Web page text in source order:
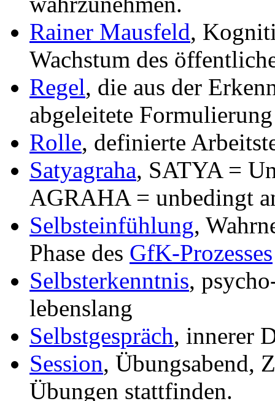
Rainer Mausfeld,
Wachstum des
Regel, die aus der
abgeleitete
Rolle, definierte
Satyagraha, SATYA =
AGRAHA = unbedingt
Selbsteinfühlung,
Phase des GfK-Prozesses
Selbsterkenntnis,
lebenslang
Selbstgespräch, innerer
Session, Übungsabend,
Übungen stattfinden.